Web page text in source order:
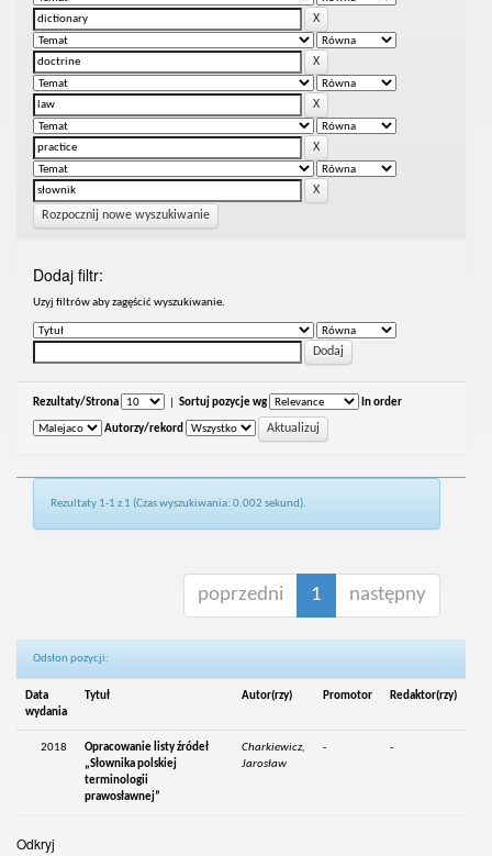
Rozpocznij nowe wyszukiwanie
Dodaj filtr:
Uzyj filtrów aby zagęścić wyszukiwanie.
Rezultaty/Strona Sortuj pozycje wg In order
Autorzy/rekord
Rezultaty 1-1 z 1 (Czas wyszukiwania: 0.002 sekund).
poprzedni 1 następny
Odsłon pozycji:
Data
wydania
Tytuł Autor(rzy) Promotor Redaktor(rzy)
2018
Opracowanie listy źródeł
„Słownika polskiej
terminologii
prawosławnej”
Charkiewicz,
Jarosław
- -
Odkryj